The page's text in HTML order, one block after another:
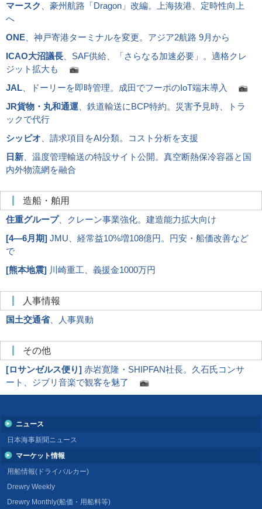
マースク
、豪州航路「Dragon」改編。上海抜港、定時性向上
へ
ONE 、神戸寄港ターミナルを変更。アジア2航路 9月から
ICAO大沼議長 、SAF供給、「さらなる加速必要」。適格クレ
ジット拡大も
JAL 、ドーリーを即時管理。成田でフーポのIoT端末導入
JR貨物・丸和通運 、鉄道輸送にBCP特約。災害予見時、トラ
ックで代行
シッピオ 、請求項目をAI分類。コスト分析を支援
日新 、温度管理輸送の特設サイト公開。真空断熱保冷容器と国
内外物流網を融合
造船・舶用
住重グループ、クレーン事業強化。建造能力拡大向け
[4―6月期] JMU、経常益10%増108億円。円安・船価改善など
で
[熊本地震] 川崎重工、義援金1000万円
人事情報
国土交通省、人事異動
その他
[ロサンゼルス便り] 赤岩寛隆・SHIPFAN社長。久石氏コンサ
ート、ジブリ音楽で観客を魅了
ニュース
日本海事新聞ニュース
マーケット情報
用船情報(ドライバルカー)
Drewry Weekly
Drewry Monthly(船価・用船料等)